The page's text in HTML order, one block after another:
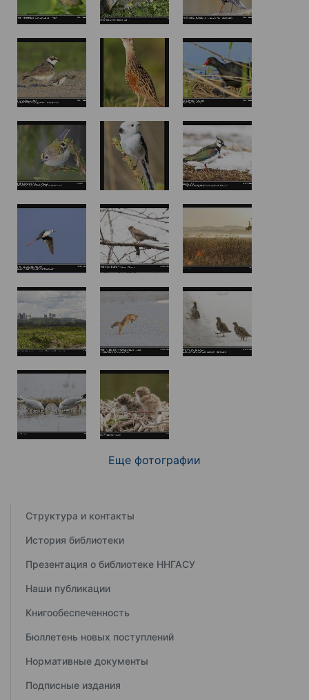
Еще фотографии
Структура и контакты
История библиотеки
Презентация о библиотеке ННГАСУ
Наши публикации
Книгообеспеченность
Бюллетень новых поступлений
Нормативные документы
Подписные издания